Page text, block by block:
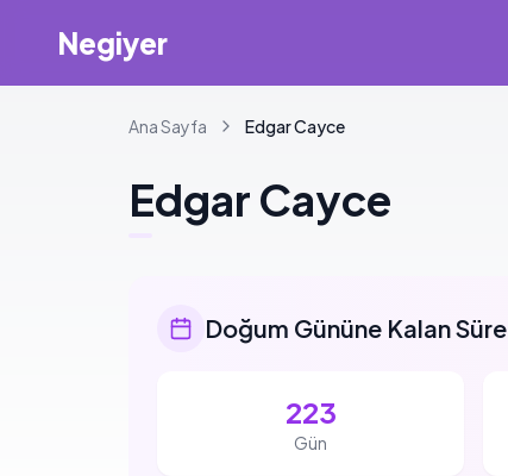
Negiyer
Ana Sayfa EdgarCayce
Edgar Cayce
Doğum Gününe Kalan Süre
223
Gün